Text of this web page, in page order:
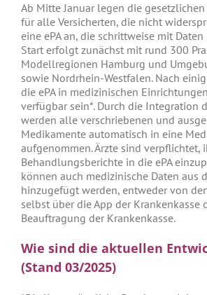
Ab Mitte Januar legen die
für alle Versicherten, die nicht
eine ePA an, die schrittweise mit
Start erfolgt zunächst mit rund 300
Modellregionen Hamburg und
sowie Nordrhein-Westfalen. Nach
die ePA in medizinischen
verfügbar sein*. Durch die Integration
werden alle verschriebenen und
Medikamente automatisch in eine
aufgenommen. Ärzte sind verpflichtet,
Behandlungsberichte in die ePA
können auch medizinische Daten aus
hinzugefügt werden, entweder von
selbst über die App der Krankenkasse
Beauftragung der Krankenkasse.
Wie sind die aktuellen
(Stand 03/2025)